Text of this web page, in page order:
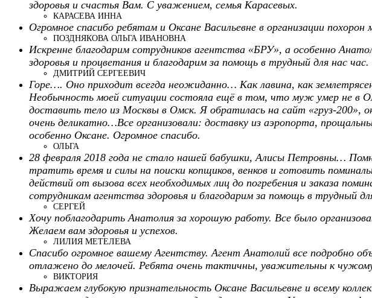
здоровья и счастья Вам. С уважением, семья Карасевых.
КАРАСЕВА ИННА
Огромное спасибо ребятам и Оксане Васильевне в организации
ПОЗДНЯКОВА ОЛЬГА ИВАНОВНА
Искренне благодарим сотрудников агентства «БРУ», а особенно
здоровья и процветания и благодарим за помощь в трудный для нас час.
ДМИТРИЙ СЕРГЕЕВИЧ
Горе…. Оно приходит всегда неожиданно… Как лавина, как
Необычность моей ситуации состояла ещё в том, что муж умер не в
доставить тело из Москвы в Омск. Я обратилась на сайт «груз-200»,
очень деликатно…Все организовали: доставку из аэропорта,
особенно Оксане. Огромное спасибо.
ОЛЬГА
28 февраля 2018 года не стало нашей бабушки, Алисы Петровны…
тратить время и силы на поиски копщиков, венков и готовить
действий от вызова всех необходимых лиц до погребения и заказа
сотрудникам агентства здоровья и благодарим за помощь в трудный
СЕРГЕЙ
Хочу поблагодарить Анатолия за хорошую работу. Все было
Желаем вам здоровья и успехов.
ЛИЛИЯ МЕТЕЛЕВА
Спасибо огромное вашему Агентству. Агент Анатолий все подробно
отлажено до мелочей. Ребята очень тактичны, уважительны к
ВИКТОРИЯ
Выражаем глубокую признательность Оксане Васильевне и всему